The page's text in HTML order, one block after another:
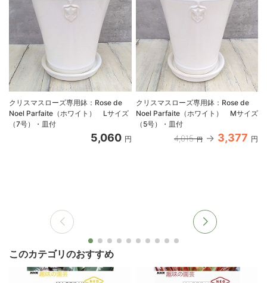
クリスマスローズ専用鉢：Rose de
Noel Parfaite（ホワイト） Lサイズ
（7号）・皿付
5,060 円
クリスマスローズ専用鉢：Rose de
Noel Parfaite（ホワイト） Mサイズ
（5号）・皿付
4,015 円 3,377 円
このカテゴリのおすすめ